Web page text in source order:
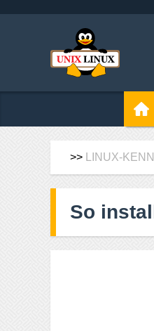
>> LINUX-
So